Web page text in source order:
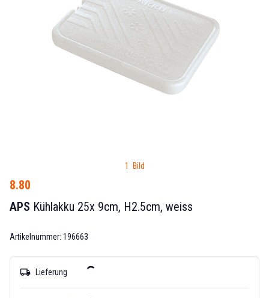
1 Bild
8.80
APS Kühlakku 25x 9cm, H2.5cm, weiss
Artikelnummer: 196663
local_shipping Lieferung